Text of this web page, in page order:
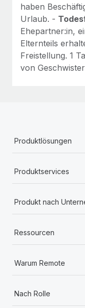
haben
Urlaub. -
Ehepartner:in,
Elternteils
Freistellung. 1
von
Produktlösungen
Produktservices
Produkt nach
Ressourcen
Warum Remote
Nach Rolle